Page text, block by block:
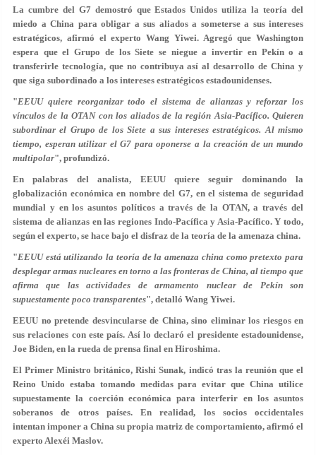
La cumbre del G7 demostró que Estados Unidos utiliza la teoría del
miedo a China para obligar a sus aliados a someterse a sus intereses
estratégicos, afirmó el experto Wang Yiwei. Agregó que Washington
espera que el Grupo de los Siete se niegue a invertir en Pekín o a
transferirle tecnología, que no contribuya así al desarrollo de China y
que siga subordinado a los intereses estratégicos estadounidenses.
"EEUU quiere reorganizar todo el sistema de alianzas y reforzar los
vínculos de la OTAN con los aliados de la región Asia-Pacífico. Quieren
subordinar el Grupo de los Siete a sus intereses estratégicos. Al mismo
tiempo, esperan utilizar el G7 para oponerse a la creación de un mundo
multipolar", profundizó.
En palabras del analista, EEUU quiere seguir dominando la
globalización económica en nombre del G7, en el sistema de seguridad
mundial y en los asuntos políticos a través de la OTAN, a través del
sistema de alianzas en las regiones Indo-Pacífica y Asia-Pacífico. Y todo,
según el experto, se hace bajo el disfraz de la teoría de la amenaza china.
"EEUU está utilizando la teoría de la amenaza china como pretexto para
desplegar armas nucleares en torno a las fronteras de China, al tiempo que
afirma que las actividades de armamento nuclear de Pekín son
supuestamente poco transparentes", detalló Wang Yiwei.
EEUU no pretende desvincularse de China, sino eliminar los riesgos en
sus relaciones con este país. Así lo declaró el presidente estadounidense,
Joe Biden, en la rueda de prensa final en Hiroshima.
El Primer Ministro británico, Rishi Sunak, indicó tras la reunión que el
Reino Unido estaba tomando medidas para evitar que China utilice
supuestamente la coerción económica para interferir en los asuntos
soberanos de otros países. En realidad, los socios occidentales
intentan imponer a China su propia matriz de comportamiento, afirmó el
experto Alexéi Maslov.